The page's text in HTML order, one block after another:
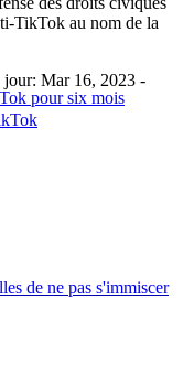
TikTok au nom de la
pour six mois
jour: Mar 16, 2023 -
de ne pas s'immiscer